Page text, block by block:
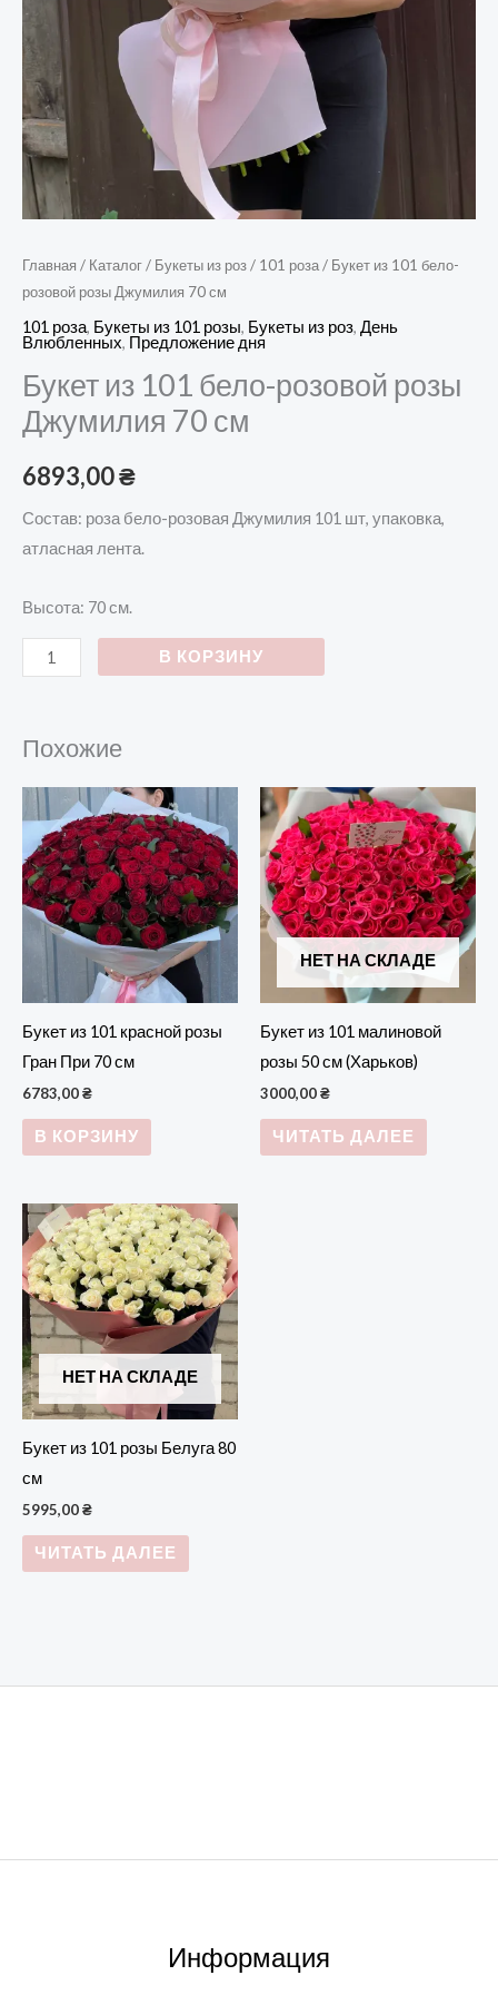
Главная / Каталог/ Букеты из роз/ 101 роза/ Букет из 101 бело-
розовой розы Джумилия 70 см
101 роза, Букеты из 101 розы, Букеты из роз, День
Влюбленных, Предложение дня
Букет из 101 бело-розовой розы
Джумилия 70 см
6893,00₴
Состав: роза бело-розовая Джумилия 101 шт, упаковка,
атласная лента.
Высота: 70 см.
В КОРЗИНУ
Похожие
Букет из 101 красной розы
Гран При 70 см
6783,00₴
В КОРЗИНУ
НЕТ НА СКЛАДЕ
Букет из 101 малиновой
розы 50 см (Харьков)
3000,00₴
ЧИТАТЬ ДАЛЕЕ
НЕТ НА СКЛАДЕ
Букет из 101 розы Белуга 80
см
5995,00₴
ЧИТАТЬ ДАЛЕЕ
Информация